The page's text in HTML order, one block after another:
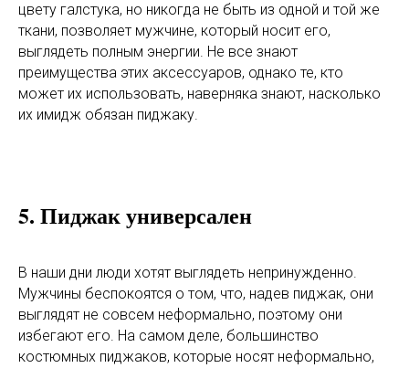
цвету галстука, но никогда не быть из одной и той же
ткани, позволяет мужчине, который носит его,
выглядеть полным энергии. Не все знают
преимущества этих аксессуаров, однако те, кто
может их использовать, наверняка знают, насколько
их имидж обязан пиджаку.
5. Пиджак универсален
В наши дни люди хотят выглядеть непринужденно.
Мужчины беспокоятся о том, что, надев пиджак, они
выглядят не совсем неформально, поэтому они
избегают его. На самом деле, большинство
костюмных пиджаков, которые носят неформально,